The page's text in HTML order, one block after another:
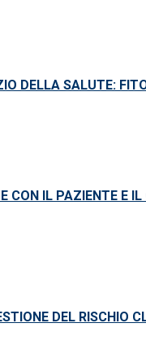
DELLA SALUTE:
CON IL PAZIENTE E IL
DEL RISCHIO